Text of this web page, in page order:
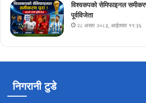
विश्वकपको सेमिफाइनल
पूर्वविजेता
२८ असार २०८३, आईतवार ११:३६
निगरानी टुडे